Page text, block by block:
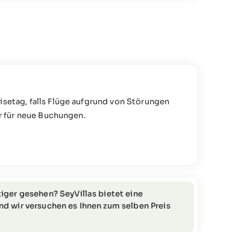
falls Flüge aufgrund von Störungen
neue Buchungen.
gesehen? SeyVillas bietet eine
wir versuchen es Ihnen zum selben Preis